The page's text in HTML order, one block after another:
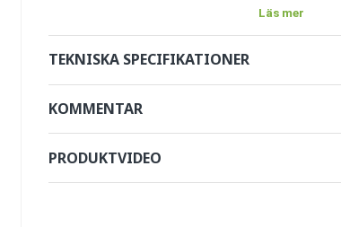
hammarblad att underlättas. Observera att klaffen
ritningar.
hinder, till exempel en lyktstolpe etc. och gör det
en pendel på klipparens framsida hindrar stenar etc.
trepunktsfästet på din traktor (från Kat. II). Din traktor
Läs mer
TEKNISKA SPECIFIKATIONER
KOMMENTAR
PRODUKTVIDEO